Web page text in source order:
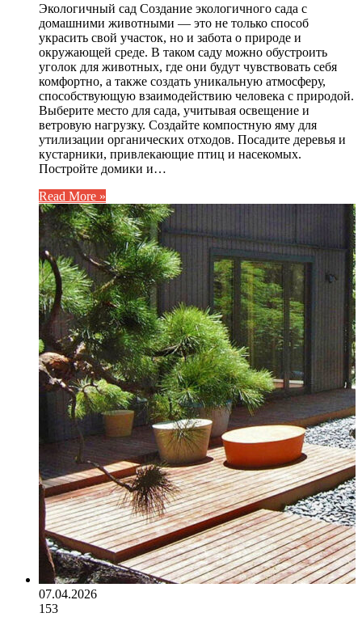
Экологичный сад Создание экологичного сада с
домашними животными — это не только способ
украсить свой участок, но и забота о природе и
окружающей среде. В таком саду можно обустроить
уголок для животных, где они будут чувствовать себя
комфортно, а также создать уникальную атмосферу,
способствующую взаимодействию человека с природой.
Выберите место для сада, учитывая освещение и
ветровую нагрузку. Создайте компостную яму для
утилизации органических отходов. Посадите деревья и
кустарники, привлекающие птиц и насекомых.
Постройте домики и…
Read More »
07.04.2026
153